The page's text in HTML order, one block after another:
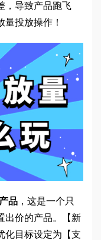
，导致产品跑飞
投放操作！
品 ，这是一个只
出价的产品。【新
化目标设定为【支